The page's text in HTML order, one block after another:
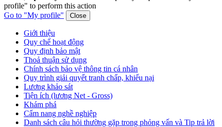
profile" to perform this action
Go to "My profile"
Close
Giới thiệu
Quy chế hoạt động
Quy định bảo mật
Thoả thuận sử dụng
Chính sách bảo vệ thông tin cá nhân
Quy trình giải quyết tranh chấp, khiếu nại
Lương khảo sát
Tiện ích (lương Net - Gross)
Khám phá
Cẩm nang nghề nghiệp
Danh sách câu hỏi thường gặp trong phỏng vấn và Tip trả lời